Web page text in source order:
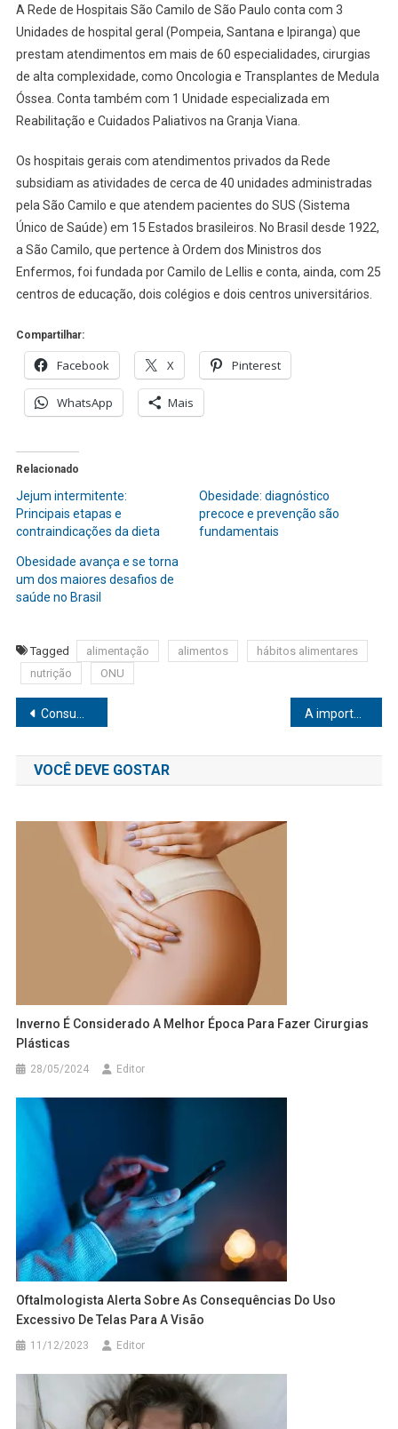
A Rede de Hospitais São Camilo de São Paulo conta com 3
Unidades de hospital geral (Pompeia, Santana e Ipiranga) que
prestam atendimentos em mais de 60 especialidades, cirurgias
de alta complexidade, como Oncologia e Transplantes de Medula
Óssea. Conta também com 1 Unidade especializada em
Reabilitação e Cuidados Paliativos na Granja Viana.
Os hospitais gerais com atendimentos privados da Rede
subsidiam as atividades de cerca de 40 unidades administradas
pela São Camilo e que atendem pacientes do SUS (Sistema
Único de Saúde) em 15 Estados brasileiros. No Brasil desde 1922,
a São Camilo, que pertence à Ordem dos Ministros dos
Enfermos, foi fundada por Camilo de Lellis e conta, ainda, com 25
centros de educação, dois colégios e dois centros universitários.
Compartilhar:
Facebook X Pinterest
WhatsApp Mais
Relacionado
Jejum intermitente:
Principais etapas e
contraindicações da dieta
Obesidade: diagnóstico
precoce e prevenção são
fundamentais
Obesidade avança e se torna
um dos maiores desafios de
saúde no Brasil
Tagged alimentação alimentos
hábitos alimentares
nutrição
ONU
Navegação
de
Post
Consumidores procuram academias em busca de saúde mental e bem-estar
VOCÊ DEVE GOSTAR
Inverno É Considerado A Melhor Época Para Fazer Cirurgias
Plásticas
28/05/2024 Editor
Oftalmologista Alerta Sobre As Consequências Do Uso
Excessivo De Telas Para A Visão
11/12/2023 Editor